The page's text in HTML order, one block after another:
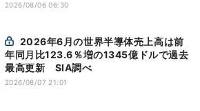
2026/08/06 06:30
年同月比123.6％増の1345億ドルで過去
最高更新 SIA調べ
2026/08/07 21:01